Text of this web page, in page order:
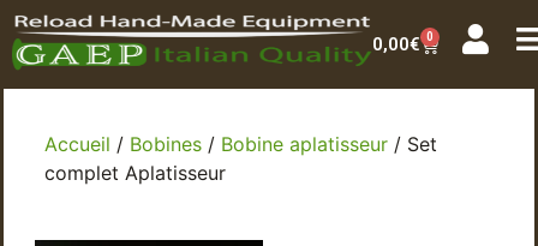
0,00€ 0
Accueil / Bobines / Bobine aplatisseur / Set
complet Aplatisseur